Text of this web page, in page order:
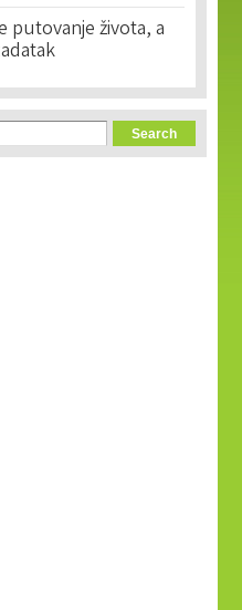
putovanje života, a